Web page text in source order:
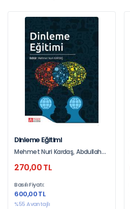
Dinleme Eğitimi
Mehmet Nuri Kardaş, Abdullah
270,00 TL
Basılı Fiyatı:
600,00 TL
%55 Avantajlı